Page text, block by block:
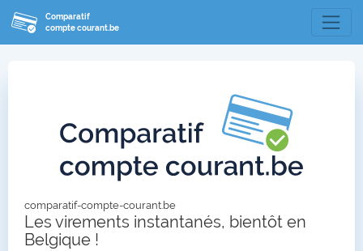
Comparatif
compte courant.be
comparatif-compte-courant.be
Les virements instantanés, bientôt en
Belgique !